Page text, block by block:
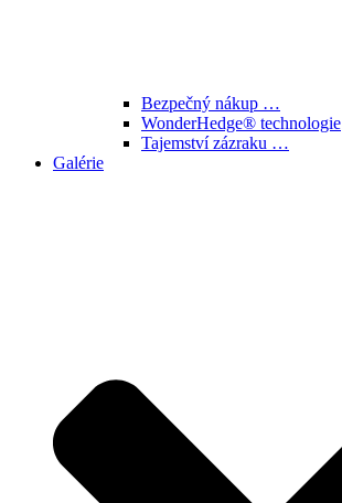
Bezpečný nákup …
WonderHedge® technologie
Tajemství zázraku …
Galérie